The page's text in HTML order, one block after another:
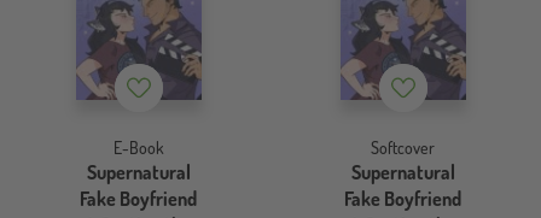
Merkzettel
E-Book
Supernatural
Fake Boyfriend
Merkzettel
Softcover
Supernatural
Fake Boyfriend